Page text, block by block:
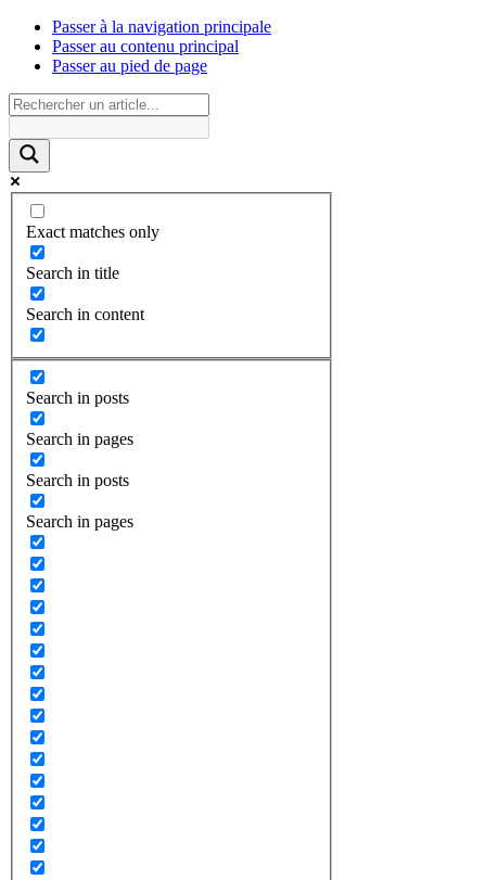
Passer à la navigation principale
Passer au contenu principal
Passer au pied de page
Exact matches only
Search in title
Search in content
Search in posts
Search in pages
Search in posts
Search in pages